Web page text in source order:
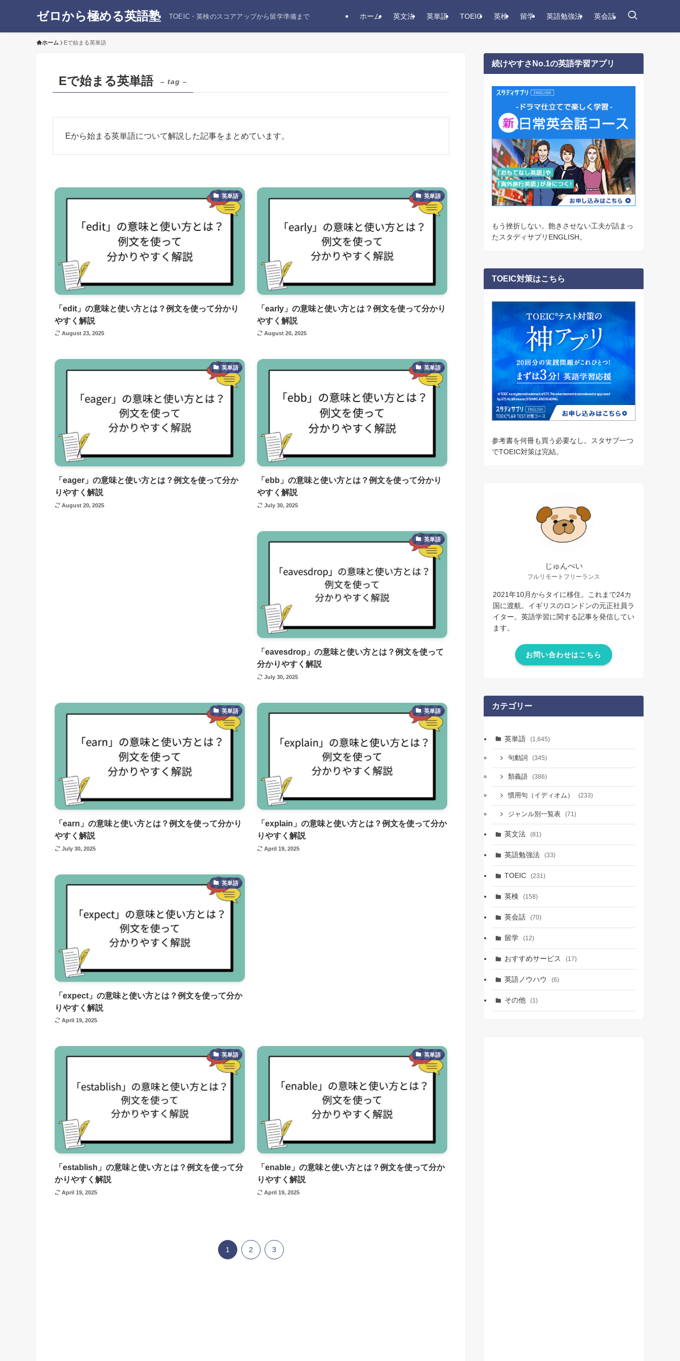
ゼロから極める英語塾 TOEIC・英検のスコアアップから留学準備まで ホーム 英文法 英単語 TOEIC 英検 留学 英語勉強法 英会話
ホーム Eで始まる英単語
Eで始まる英単語 – tag –
Eから始まる英単語について解説した記事をまとめています。
英単語
「edit」の意味と使い方とは？例文を使って分かり
やすく解説
August 23, 2025
英単語
「early」の意味と使い方とは？例文を使って分かり
やすく解説
August 20, 2025
英単語
「eager」の意味と使い方とは？例文を使って分か
りやすく解説
August 20, 2025
英単語
「ebb」の意味と使い方とは？例文を使って分かり
やすく解説
July 30, 2025
英単語
「eavesdrop」の意味と使い方とは？例文を使って
分かりやすく解説
July 30, 2025
英単語
「earn」の意味と使い方とは？例文を使って分かり
やすく解説
July 30, 2025
英単語
「explain」の意味と使い方とは？例文を使って分か
りやすく解説
April 19, 2025
英単語
「expect」の意味と使い方とは？例文を使って分か
りやすく解説
April 19, 2025
英単語
「establish」の意味と使い方とは？例文を使って分
かりやすく解説
April 19, 2025
英単語
「enable」の意味と使い方とは？例文を使って分か
りやすく解説
April 19, 2025
1 2 3
続けやすさNo.1の英語学習アプリ
もう挫折しない。飽きさせない工夫が詰まっ
たスタディサプリENGLISH。
TOEIC対策はこちら
参考書を何冊も買う必要なし。スタサプ一つ
でTOEIC対策は完結。
じゅんぺい
フルリモートフリーランス
2021年10月からタイに移住。これまで24カ
国に渡航。イギリスのロンドンの元正社員ラ
イター。英語学習に関する記事を発信してい
ます。
お問い合わせはこちら
カテゴリー
英単語 (1,645)
句動詞 (345)
類義語 (386)
慣用句（イディオム） (233)
ジャンル別一覧表 (71)
英文法 (81)
英語勉強法 (33)
TOEIC (231)
英検 (158)
英会話 (70)
留学 (12)
おすすめサービス (17)
英語ノウハウ (6)
その他 (1)